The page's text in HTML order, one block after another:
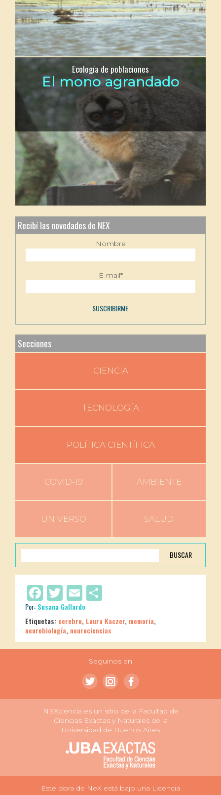
Ecología de poblaciones
El mono agrandado
Recibí las novedades de NEX
Nombre
E-mail*
Secciones
CIENCIA
TECNOLOGÍA
POLÍTICA CIENTÍFICA
COVID-19 AMBIENTE
UNIVERSO SALUD
BUSCAR
Facebook
Twitter
Email
Por: Susana Gallardo
Etiquetas: cerebro, Laura Kaczer, memoria,
neurobiología, neurociencias
Seguinos en
NEXciencia es un sitio de la Facultad de
Ciencias Exactas y Naturales de la
Universidad de Buenos Aires
Este obra de NeX está bajo una Licencia